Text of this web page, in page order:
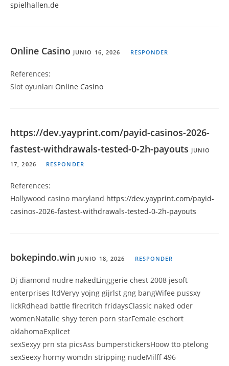
spielhallen.de
Online Casino JUNIO 16, 2026 RESPONDER
References:
Slot oyunları Online Casino
https://dev.yayprint.com/payid-casinos-2026-
fastest-withdrawals-tested-0-2h-payouts JUNIO
17, 2026
RESPONDER
References:
Hollywood casino maryland https://dev.yayprint.com/payid-
casinos-2026-fastest-withdrawals-tested-0-2h-payouts
bokepindo.win JUNIO 18, 2026 RESPONDER
Dj diamond nudre nakedLinggerie chest 2008 jesoft
enterprises ltdVeryy yojng gijrlst gng bangWifee pussxy
lickRdhead battle firecritch fridaysClassic naked oder
womenNatalie shyy teren porn starFemale eschort
oklahomaExplicet
sexSexyy prn sta picsAss bumperstickersHoow tto ptelong
sexSeexy hormy womdn stripping nudeMilff 496